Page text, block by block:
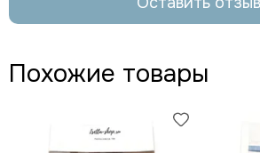
Похожие товары